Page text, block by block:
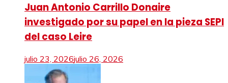
Juan Antonio Carrillo Donaire
investigado por su papel en la pieza SEPI
del caso Leire
julio 23, 2026julio 26, 2026